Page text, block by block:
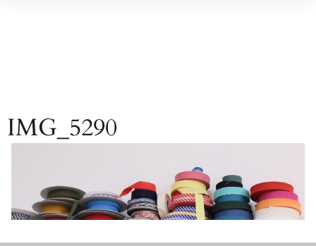
IMG_5290